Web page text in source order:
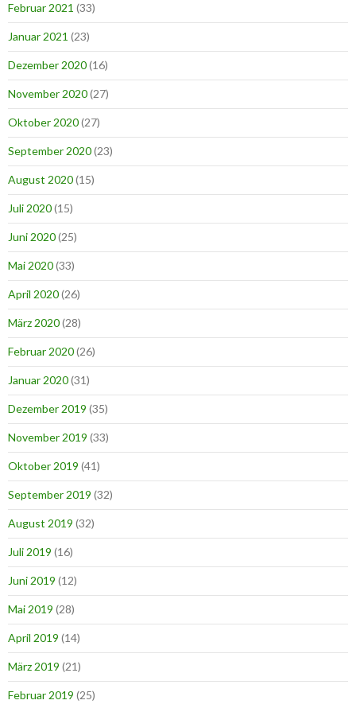
Februar 2021 (33)
Januar 2021 (23)
Dezember 2020(16)
November 2020(27)
Oktober 2020(27)
September 2020(23)
August 2020(15)
Juli 2020(15)
Juni 2020(25)
Mai 2020(33)
April 2020(26)
März 2020(28)
Februar 2020(26)
Januar 2020(31)
Dezember 2019 (35)
November 2019 (33)
Oktober 2019 (41)
September 2019 (32)
August 2019 (32)
Juli 2019 (16)
Juni 2019 (12)
Mai 2019 (28)
April 2019 (14)
März 2019 (21)
Februar 2019 (25)